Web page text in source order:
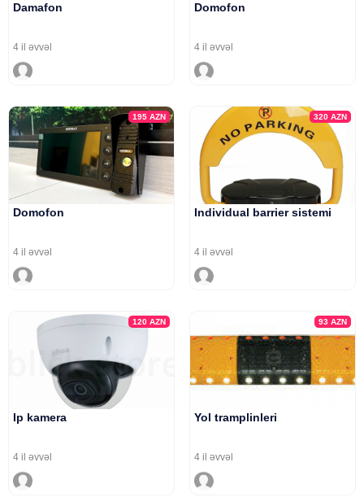
Damafon
4 il əvvəl
Domofon
4 il əvvəl
195AZN
Domofon
4 il əvvəl
320 AZN
Individual barrier sistemi
4 il əvvəl
120AZN
Ip kamera
4 il əvvəl
93 AZN
Yol tramplinleri
4 il əvvəl